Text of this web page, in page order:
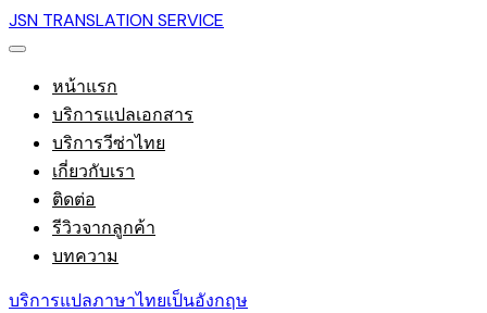
JSN TRANSLATION SERVICE
หน้าแรก
บริการแปลเอกสาร
บริการวีซ่าไทย
เกี่ยวกับเรา
ติดต่อ
รีวิวจากลูกค้า
บทความ
บริการแปลภาษาไทยเป็นอังกฤษ